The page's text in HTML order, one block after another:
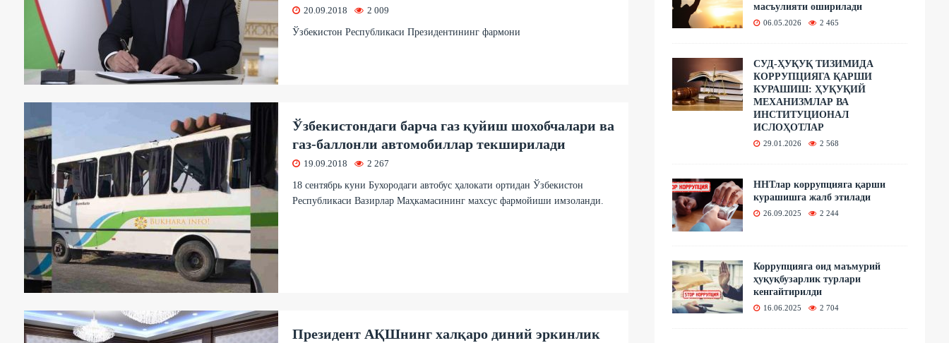
20.09.2018 2 009
Ўзбекистон Республикаси Президентининг фармони
Ўзбекистондаги барча газ қуйиш шохобчалари ва
газ-баллонли автомобиллар текширилади
19.09.2018 2 267
18 сентябрь куни Бухородаги автобус ҳалокати ортидан Ўзбекистон
Республикаси Вазирлар Маҳкамасининг махсус фармойиши имзоланди.
Президент АҚШнинг халқаро диний эркинлик
масъулияти оширилади
06.05.2026 2 465
СУД-ҲУҚУҚ ТИЗИМИДА
КОРРУПЦИЯГА ҚАРШИ
КУРАШИШ: ҲУҚУҚИЙ
МЕХАНИЗМЛАР ВА
ИНСТИТУЦИОНАЛ
ИСЛОҲОТЛАР
29.01.2026 2 568
ННТлар коррупцияга қарши
курашишга жалб этилади
26.09.2025 2 244
Коррупцияга оид маъмурий
ҳуқуқбузарлик турлари
кенгайтирилди
16.06.2025 2 704